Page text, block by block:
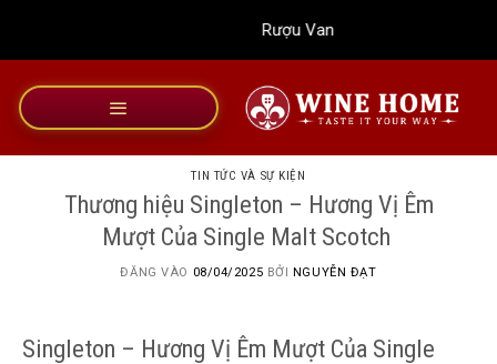
dung
Rượu Vang Wine Home
TIN TỨC VÀ SỰ KIỆN
Thương hiệu Singleton – Hương Vị Êm
Mượt Của Single Malt Scotch
ĐĂNG VÀO 08/04/2025 BỞI NGUYỄN ĐẠT
Singleton – Hương Vị Êm Mượt Của Single